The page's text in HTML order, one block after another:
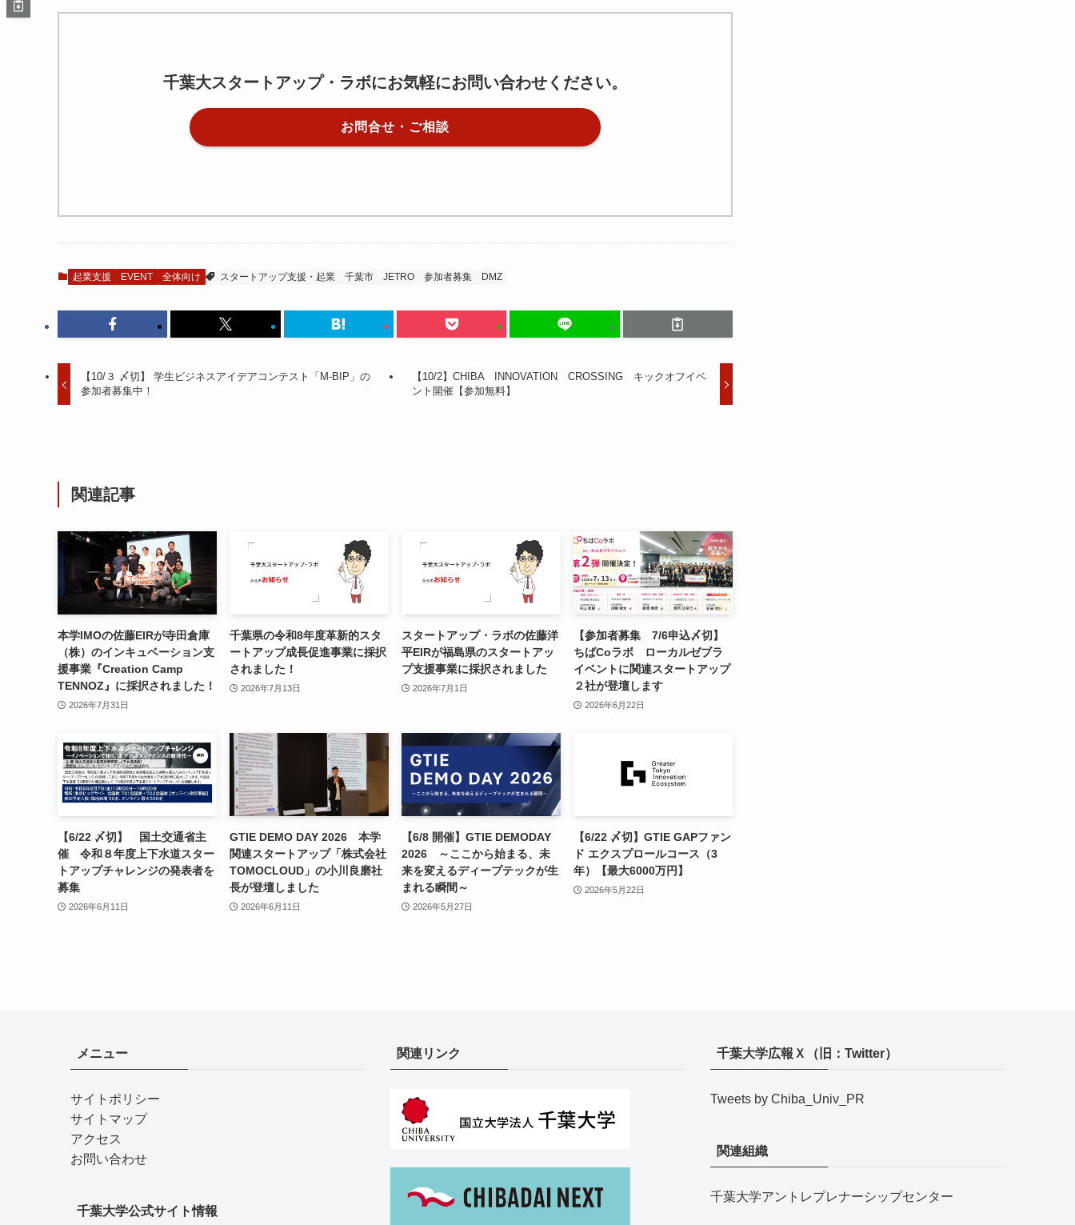
千葉大スタートアップ・ラボにお気軽にお問い合わせください。
お問合せ・ご相談
起業支援 EVENT 全体向け スタートアップ支援・起業 千葉市 JETRO 参加者募集 DMZ
【10/３ 〆切】 学生ビジネスアイデアコンテスト「M-BIP」の
参加者募集中！
【10/2】CHIBA INNOVATION CROSSING キックオフイベ
ント開催【参加無料】
関連記事
本学IMOの佐藤EIRが寺田倉庫
（株）のインキュベーション支
援事業『Creation Camp
TENNOZ』に採択されました！
2026年7月31日
千葉県の令和8年度⾰新的スタ
ートアップ成⻑促進事業に採択
されました！
2026年7月13日
スタートアップ・ラボの佐藤洋
平EIRが福島県のスタートアッ
プ支援事業に採択されました
2026年7月1日
【参加者募集 7/6申込〆切】
ちばCoラボ ローカルゼブラ
イベントに関連スタートアップ
２社が登壇します
2026年6月22日
【6/22 〆切】 国土交通省主
催 令和８年度上下水道スター
トアップチャレンジの発表者を
募集
2026年6月11日
GTIE DEMO DAY 2026 本学
関連スタートアップ「株式会社
TOMOCLOUD」の小川良磨社
長が登壇しました
2026年6月11日
【6/8 開催】GTIE DEMODAY
2026 ～ここから始まる、未
来を変えるディープテックが生
まれる瞬間～
2026年5月27日
【6/22 〆切】GTIE GAPファン
ド エクスプロールコース（3
年）【最大6000万円】
2026年5月22日
メニュー
サイトポリシー
サイトマップ
アクセス
お問い合わせ
千葉大学公式サイト情報
関連リンク 千葉大学広報Ｘ（旧：Twitter）
Tweets by Chiba_Univ_PR
関連組織
千葉大学アントレプレナーシップセンター